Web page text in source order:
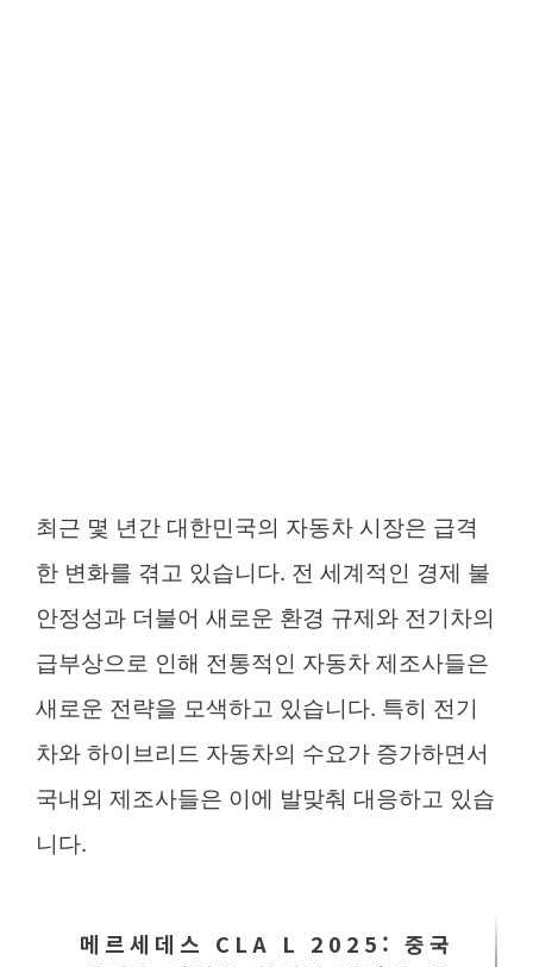
최근 몇 년간 대한민국의 자동차 시장은 급격
한 변화를 겪고 있습니다. 전 세계적인 경제 불
안정성과 더불어 새로운 환경 규제와 전기차의
급부상으로 인해 전통적인 자동차 제조사들은
새로운 전략을 모색하고 있습니다. 특히 전기
차와 하이브리드 자동차의 수요가 증가하면서
국내외 제조사들은 이에 발맞춰 대응하고 있습
니다.
메르세데스 CLA L 2025: 중국